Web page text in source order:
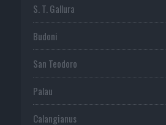
S. T. Gallura
Budoni
San Teodoro
Palau
Calangianus